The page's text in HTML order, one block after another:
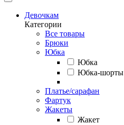
Девочкам
Категории
Все товары
Брюки
Юбка
Юбка
Юбка-шорты
Платье/сарафан
Фартук
Жакеты
Жакет